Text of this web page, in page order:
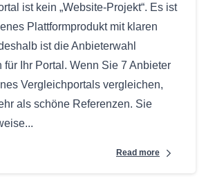
ist kein „Website-Projekt“. Es ist
Plattformprodukt mit klaren
ist die Anbieterwahl
für Ihr Portal. Wenn Sie 7 Anbieter
Vergleichportals vergleichen,
als schöne Referenzen. Sie
Read more